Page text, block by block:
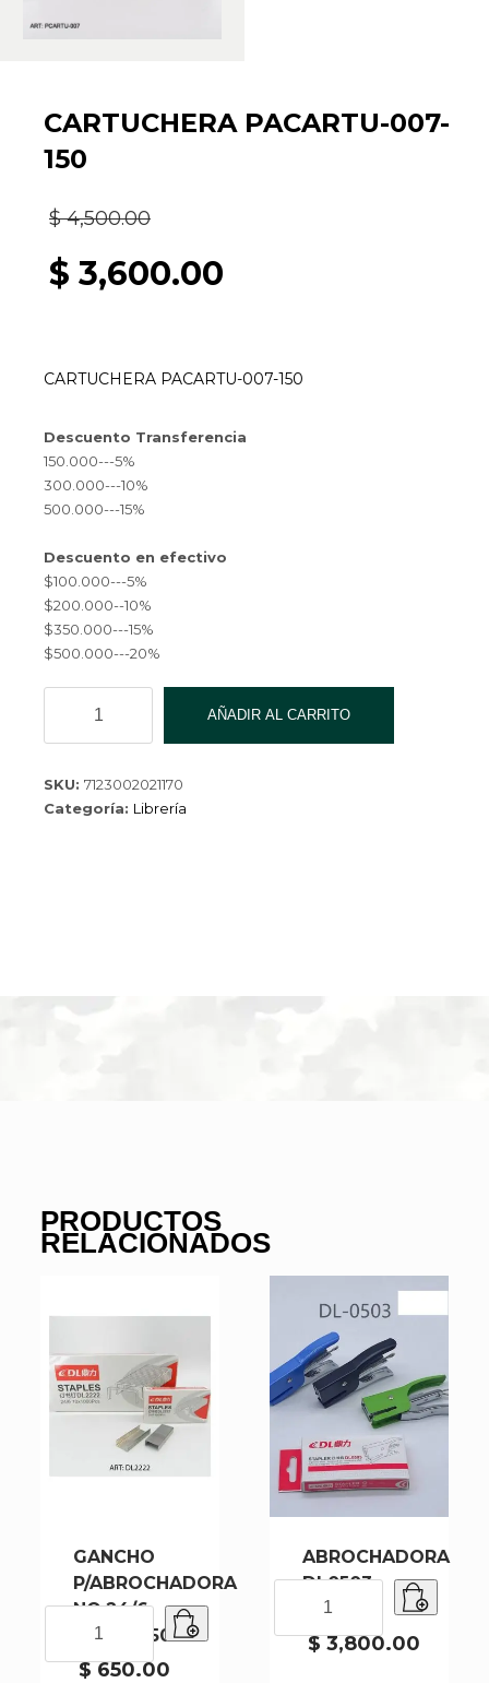
CARTUCHERA PACARTU-007-
150
$4,500.00
precio
$ 4,500.00.
$ 3,600.00
precio
es:
$ 3,600.00.
CARTUCHERA PACARTU-007-150
Descuento Transferencia
150.000---5%
300.000---10%
500.000---15%
Descuento en efectivo
$100.000---5%
$200.000--10%
$350.000---15%
$500.000---20%
PACARTU-
007-
cantidad
AÑADIR AL CARRITO
SKU: 7123002021170
Categoría: Librería
PRODUCTOS
RELACIONADOS
GANCHO
P/ABROCHADORA
NO.24/6
DL2222-500
$650.00
P/ABROCHADORA
NO.24/6
ABROCHADORA
DL0503-
240
$3,800.00
DL0503-
240